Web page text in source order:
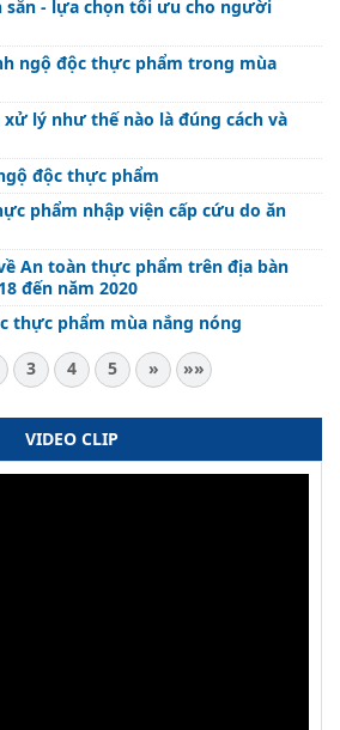
sẵn - lựa chọn tối ưu cho người
ngộ độc thực phẩm trong mùa
lý như thế nào là đúng cách và
độc thực phẩm
phẩm nhập viện cấp cứu do ăn
An toàn thực phẩm trên địa bàn
đến năm 2020
thực phẩm mùa nắng nóng
3 4 5 » »»
VIDEO CLIP